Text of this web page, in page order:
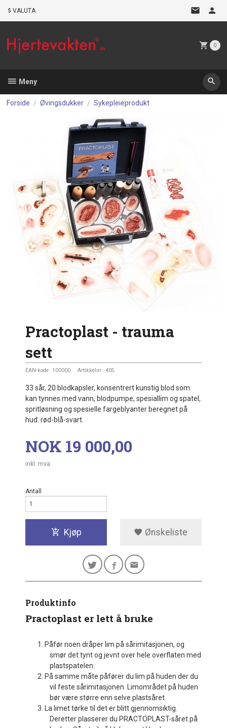
VALUTA
0
Meny
Forside Øvingsdukker Sykepleieprodukt
Practoplast - trauma
sett
EAN-kode: 100000 Artikkelnr.: 405
33 sår, 20 blodkapsler, konsentrert kunstig blod som
kan tynnes med vann, blodpumpe, spesiallim og spatel,
spritløsning og spesielle fargeblyanter beregnet på
hud: rød-blå-svart.
Pris
NOK 19 000,00
inkl. mva.
Antall
Kjøp Ønskeliste
Produktinfo
Practoplast er lett å bruke
1. Påfør noen dråper lim på sårimitasjonen, og
smør det tynt og jevnt over hele overflaten med
plastspatelen.
2. På samme måte påfører du lim på huden der du
vil feste sårimitasjonen. Limområdet på huden
bør være større enn selve plastsåret.
3. La limet tørke til det er blitt gjennomsiktig.
Deretter plasserer du PRACTOPLAST-såret på